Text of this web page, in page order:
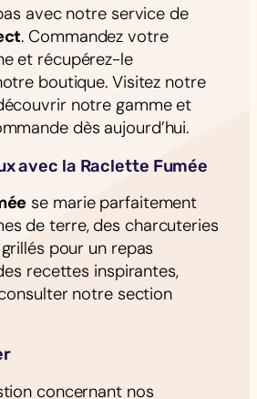
avec notre service de
. Commandez votre
et récupérez-le
boutique. Visitez notre
notre gamme et
dès aujourd’hui.
avec la Raclette Fumée
se marie parfaitement
de terre, des charcuteries
pour un repas
recettes inspirantes,
notre section
concernant nos